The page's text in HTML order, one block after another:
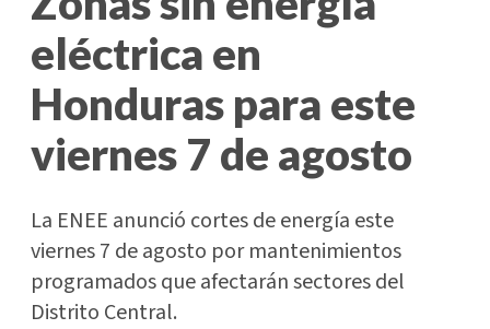
eléctrica en
Honduras para este
viernes 7 de agosto
La ENEE anunció cortes de energía este
viernes 7 de agosto por mantenimientos
programados que afectarán sectores del
Distrito Central.